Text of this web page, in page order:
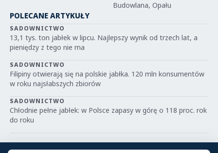
Budowlana, Opału
POLECANE ARTYKUŁY
SADOWNICTWO
13,1 tys. ton jabłek w lipcu. Najlepszy wynik od trzech lat, a
pieniędzy z tego nie ma
SADOWNICTWO
Filipiny otwierają się na polskie jabłka. 120 mln konsumentów
w roku najsłabszych zbiorów
SADOWNICTWO
Chłodnie pełne jabłek: w Polsce zapasy w górę o 118 proc. rok
do roku